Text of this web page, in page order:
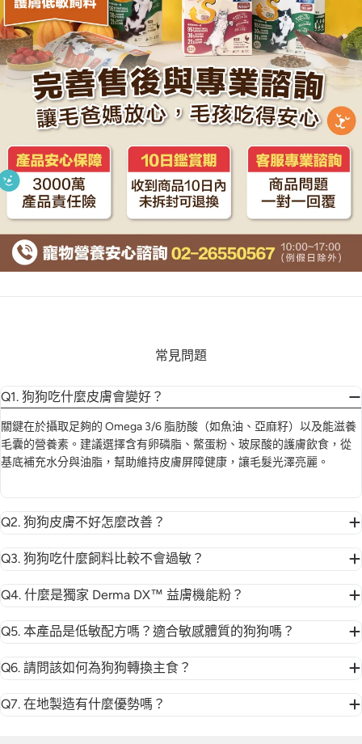
常見問題
Q1. 狗狗吃什麼皮膚會變好？
關鍵在於攝取足夠的 Omega 3/6 脂肪酸（如魚油、亞麻籽）以及能滋養
毛囊的營養素。建議選擇含有卵磷脂、鱉蛋粉、玻尿酸的護膚飲食，從
基底補充水分與油脂，幫助維持皮膚屏障健康，讓毛髮光澤亮麗。
Q2. 狗狗皮膚不好怎麼改善？
Q3. 狗狗吃什麼飼料比較不會過敏？
Q4. 什麼是獨家 Derma DX™ 益膚機能粉？
Q5. 本產品是低敏配方嗎？適合敏感體質的狗狗嗎？
Q6. 請問該如何為狗狗轉換主食？
Q7. 在地製造有什麼優勢嗎？